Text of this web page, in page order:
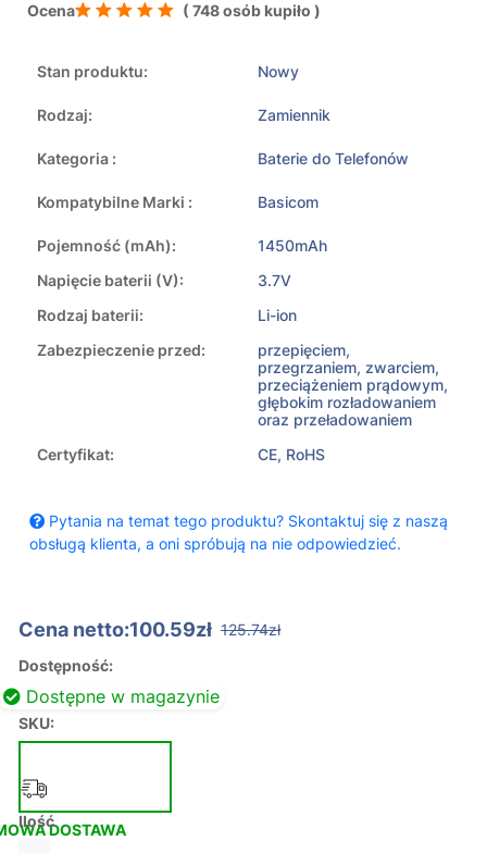
Ocena ( 748 osób kupiło )
Stan produktu: Nowy
Rodzaj: Zamiennik
Kategoria : Baterie do Telefonów
Kompatybilne Marki : Basicom
Pojemność (mAh):
1450mAh
Napięcie baterii (V):
3.7V
Rodzaj baterii:
Li-ion
Zabezpieczenie przed:
przepięciem,
przegrzaniem, zwarciem,
przeciążeniem prądowym,
głębokim rozładowaniem
oraz przeładowaniem
Certyfikat:
CE, RoHS
Pytania na temat tego produktu? Skontaktuj się z naszą
obsługą klienta, a oni spróbują na nie odpowiedzieć.
Cena netto:100.59zł 125.74zł
Dostępność:
Dostępne w magazynie
SKU:
DOSTAWA
Ilość